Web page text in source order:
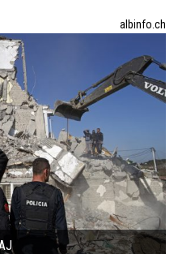
albinfo.ch